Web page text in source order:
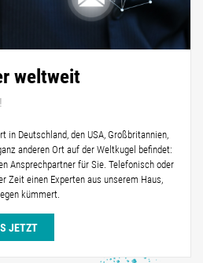
weltweit
in Deutschland, den USA, Großbritannien,
anderen Ort auf der Weltkugel befindet:
Ansprechpartner für Sie. Telefonisch oder
Zeit einen Experten aus unserem Haus,
kümmert.
JETZT